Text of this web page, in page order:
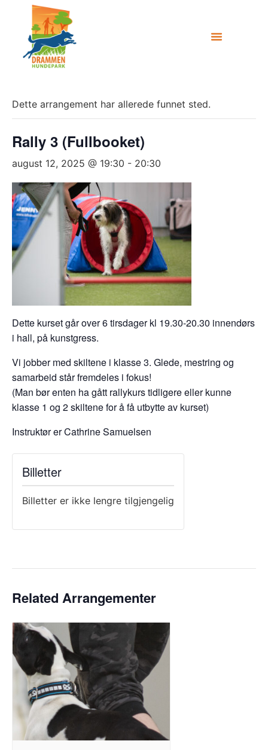
Dette arrangement har allerede funnet sted.
Rally 3 (Fullbooket)
august 12, 2025 @ 19:30 - 20:30
Dette kurset går over 6 tirsdager kl 19.30-20.30 innendørs
i hall, på kunstgress.
Vi jobber med skiltene i klasse 3. Glede, mestring og
samarbeid står fremdeles i fokus!
(Man bør enten ha gått rallykurs tidligere eller kunne
klasse 1 og 2 skiltene for å få utbytte av kurset)
Instruktør er Cathrine Samuelsen
Billetter
Billetter er ikke lengre tilgjengelig
Related Arrangementer